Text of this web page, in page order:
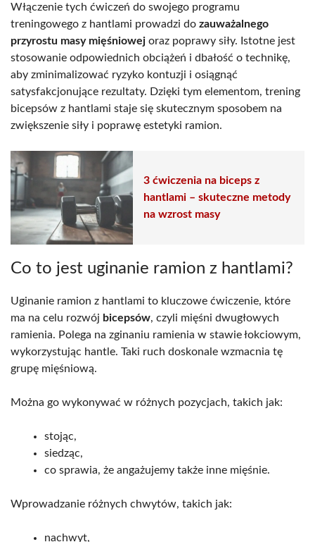
Włączenie tych ćwiczeń do swojego programu
treningowego z hantlami prowadzi do zauważalnego
przyrostu masy mięśniowej oraz poprawy siły. Istotne jest
stosowanie odpowiednich obciążeń i dbałość o technikę,
aby zminimalizować ryzyko kontuzji i osiągnąć
satysfakcjonujące rezultaty. Dzięki tym elementom, trening
bicepsów z hantlami staje się skutecznym sposobem na
zwiększenie siły i poprawę estetyki ramion.
3 ćwiczenia na biceps z
hantlami – skuteczne metody
na wzrost masy
Co to jest uginanie ramion z hantlami?
Uginanie ramion z hantlami to kluczowe ćwiczenie, które
ma na celu rozwój bicepsów, czyli mięśni dwugłowych
ramienia. Polega na zginaniu ramienia w stawie łokciowym,
wykorzystując hantle. Taki ruch doskonale wzmacnia tę
grupę mięśniową.
Można go wykonywać w różnych pozycjach, takich jak:
stojąc,
siedząc,
co sprawia, że angażujemy także inne mięśnie.
Wprowadzanie różnych chwytów, takich jak:
nachwyt,